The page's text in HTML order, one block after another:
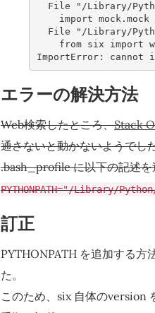
File "/Library/
import
File "/Library/
from six import
ImportError: cannot
エラーの解決方法
Web検索したところ、Stack
通さないと動かないようでし
.bash_profile に以下の記述を
PYTHONPATH="/Library/
訂正
PYTHONPATH を追加する
た。
このため、six 自体のversion